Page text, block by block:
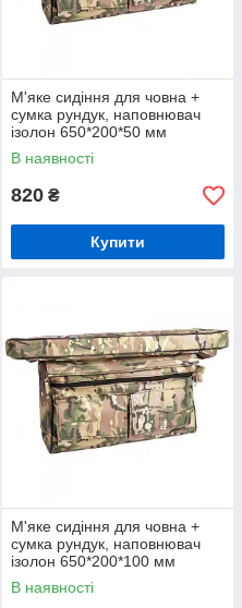
М'яке сидіння для човна +
сумка рундук, наповнювач
ізолон 650*200*50 мм
В наявності
820 ₴
Купити
М'яке сидіння для човна +
сумка рундук, наповнювач
ізолон 650*200*100 мм
В наявності